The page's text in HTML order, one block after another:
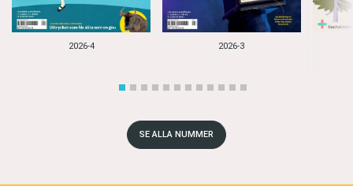
2026-4 2026-3
SE ALLA NUMMER